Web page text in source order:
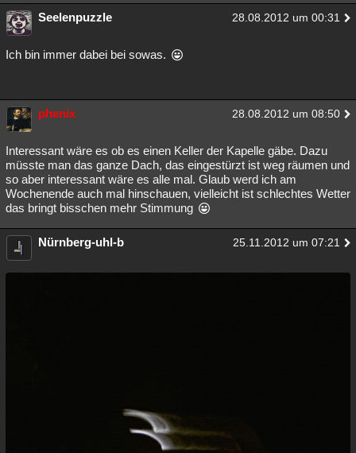
Seelenpuzzle 28.08.2012 um 00:31
Ich bin immer dabei bei sowas.
phenix 28.08.2012 um 08:50
Interessant wäre es ob es einen Keller der Kapelle gäbe. Dazu
müsste man das ganze Dach, das eingestürzt ist weg räumen und
so aber interessant wäre es alle mal. Glaub werd ich am
Wochenende auch mal hinschauen, vielleicht ist schlechtes Wetter
das bringt bisschen mehr Stimmung
Nürnberg-uhl-b 25.11.2012 um 07:21